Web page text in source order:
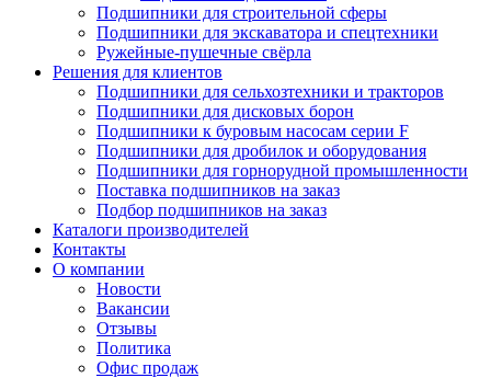
Подшипники для строительной сферы
Подшипники для экскаватора и спецтехники
Ружейные-пушечные свёрла
Решения для клиентов
Подшипники для сельхозтехники и тракторов
Подшипники для дисковых борон
Подшипники к буровым насосам серии F
Подшипники для дробилок и оборудования
Подшипники для горнорудной промышленности
Поставка подшипников на заказ
Подбор подшипников на заказ
Каталоги производителей
Контакты
О компании
Новости
Вакансии
Отзывы
Политика
Офис продаж